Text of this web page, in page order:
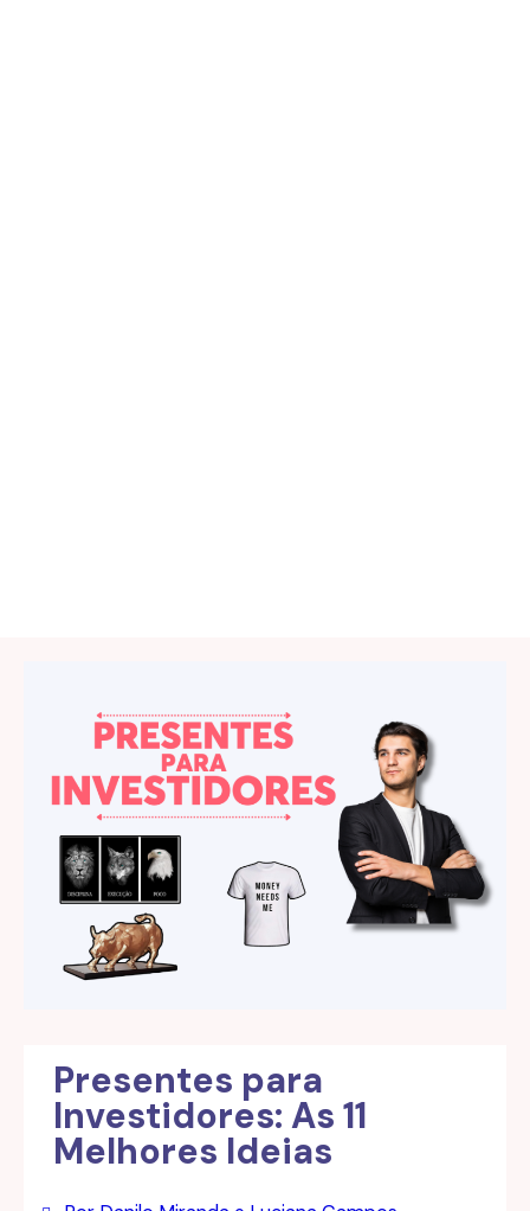
Presentes para
Investidores: As 11
Melhores Ideias